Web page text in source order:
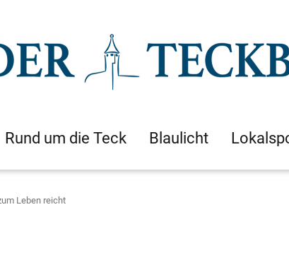
Rund um die Teck Blaulicht
Leben reicht